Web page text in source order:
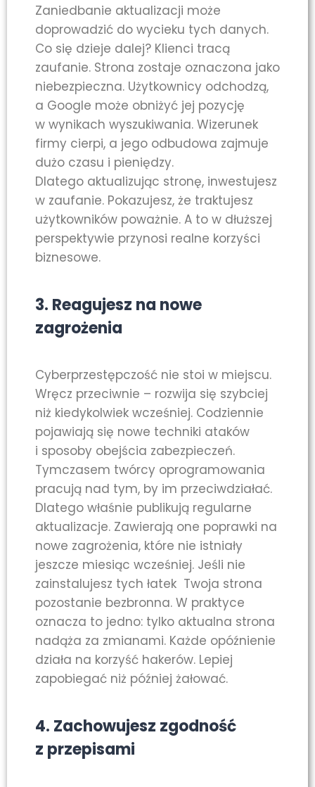
Zaniedbanie aktualizacji może
doprowadzić do wycieku tych danych.
Co się dzieje dalej? Klienci tracą
zaufanie. Strona zostaje oznaczona jako
niebezpieczna. Użytkownicy odchodzą,
a Google może obniżyć jej pozycję
w wynikach wyszukiwania. Wizerunek
firmy cierpi, a jego odbudowa zajmuje
dużo czasu i pieniędzy.
Dlatego aktualizując stronę, inwestujesz
w zaufanie. Pokazujesz, że traktujesz
użytkowników poważnie. A to w dłuższej
perspektywie przynosi realne korzyści
biznesowe.
3. Reagujesz na nowe
zagrożenia
Cyberprzestępczość nie stoi w miejscu.
Wręcz przeciwnie – rozwija się szybciej
niż kiedykolwiek wcześniej. Codziennie
pojawiają się nowe techniki ataków
i sposoby obejścia zabezpieczeń.
Tymczasem twórcy oprogramowania
pracują nad tym, by im przeciwdziałać.
Dlatego właśnie publikują regularne
aktualizacje. Zawierają one poprawki na
nowe zagrożenia, które nie istniały
jeszcze miesiąc wcześniej. Jeśli nie
zainstalujesz tych łatek Twoja strona
pozostanie bezbronna. W praktyce
oznacza to jedno: tylko aktualna strona
nadąża za zmianami. Każde opóźnienie
działa na korzyść hakerów. Lepiej
zapobiegać niż później żałować.
4. Zachowujesz zgodność
z przepisami